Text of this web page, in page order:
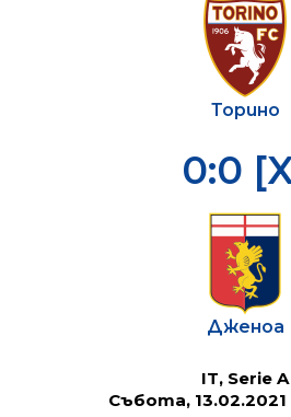
Торино
0:0
Дженоа
IT, Serie A
Събота, 13.02.2021